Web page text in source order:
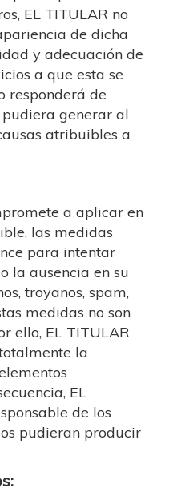
EL TITULAR no
de dicha
y adecuación de
a que esta se
responderá de
generar al
atribuibles a
a aplicar en
las medidas
para intentar
la ausencia en su
troyanos, spam,
medidas no son
ello, EL TITULAR
la
EL
de los
pudieran producir